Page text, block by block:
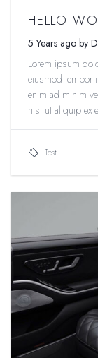
HELLO
5 Years ago by
Lorem ipsum
eiusmod tempor
enim ad minim
nisi ut aliquip ex
Test